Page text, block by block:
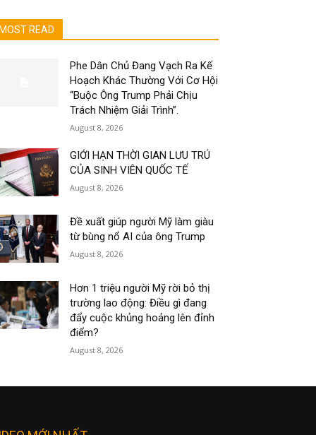
MOST READ
Phe Dân Chủ Đang Vạch Ra Kế
Hoạch Khác Thường Với Cơ Hội
“Buộc Ông Trump Phải Chịu
Trách Nhiệm Giải Trình”.
August 8, 2026
GIỚI HẠN THỜI GIAN LƯU TRÚ
CỦA SINH VIÊN QUỐC TẾ
August 8, 2026
Đề xuất giúp người Mỹ làm giàu
từ bùng nổ AI của ông Trump
August 8, 2026
Hơn 1 triệu người Mỹ rời bỏ thị
trường lao động: Điều gì đang
đẩy cuộc khủng hoảng lên đỉnh
điểm?
August 8, 2026